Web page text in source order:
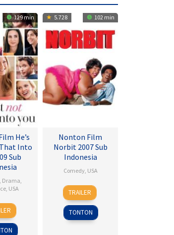
129 min
He’s
Into
Sub
Drama
, USA
6
Feb
2009
Ken
Kwapis
5.728 102 min
Nonton Film
Norbit 2007 Sub
Indonesia
Comedy, USA
8
Feb
2007
Brian
Robbins
TRAILER
TONTON